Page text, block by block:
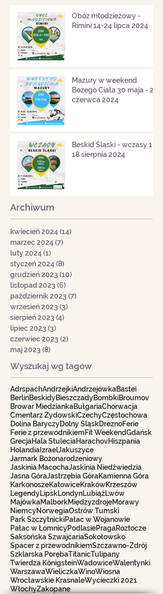
Obóz młodzieżowy -
Rimini 14-24 lipca 2024
Mazury w weekend
Bożego Ciała 30 maja - 2
czerwca 2024
Beskid Śląski - wczasy 11-
18 sierpnia 2024
Archiwum
kwiecień 2024(14)
marzec 2024(7)
luty 2024(1)
styczeń 2024(8)
grudzień 2023 (10)
listopad 2023 (6)
październik 2023 (7)
wrzesień 2023 (3)
sierpień 2023 (4)
lipiec 2023 (3)
czerwiec 2023 (2)
maj 2023 (8)
Wyszukaj wg tagów
AdrspachAndrzejkiAndrzejówkaBastei
BerlinBeskidyBieszczadyBombkiBroumov
Browar MiedziankaBułgariaChorwacja
Cmentarz ŻydowskiCzechyCzęstochowa
Dolina BaryczyDolny ŚląskDreznoFerie
Ferie z przewodnikiemFit WeekendGdańsk
GrecjaHala StuleciaHarachovHiszpania
Holandia IzraelJakuszyce
Jarmark Bożonarodzeniowy
Jaskinia MacochaJaskinia Niedźwiedzia
Jasna GóraJastrzębia GóraKamienna Góra
KarkonoszeKatowiceKrakówKrzeszów
LegendyLipskLondynLubiążLwów
MajówkaMalborkMiędzyzdrojeMorawy
NiemcyNorwegiaOstrów Tumski
Park SzczytnickiPałac w Wojanowie
Pałac w ŁomnicyPodlasiePragaRoztocze
Saksońska SzwajcariaSokołowsko
Spacer z przewodnikiemSzczawno-Zdrój
Szklarska PorębaTitanicTulipany
Twierdza KönigsteinWadowiceWalentynki
WarszawaWieliczkaWinoWiosna
Wrocławskie KrasnaleWycieczki 2021
WłochyZakopane